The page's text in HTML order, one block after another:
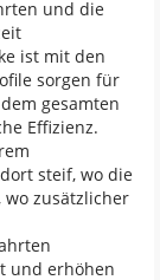
und die
ist mit den
sorgen für
gesamten
Effizienz.
steif, wo die
zusätzlicher
und erhöhen